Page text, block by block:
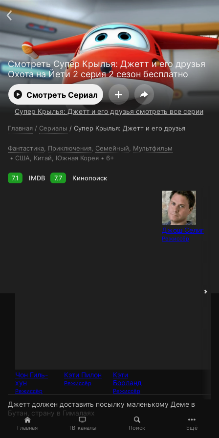
Главная ТВ-каналы Поиск Ещё
Смотреть Супер Крылья: Джетт и его друзья
Охота на Йети 2 серия 2 сезон бесплатно
Смотреть Сериал
Супер Крылья: Джетт и его друзья смотреть все серии
Главная / Сериалы / Супер Крылья: Джетт и его друзья
Фантастика Приключения Семейный
Мультфильм
США , Китай , Южная Корея 6+
7.1 IMDB 7.7 Кинопоиск
Чон Гиль-
хун
Режиссёр
Кэти Пилон
Режиссёр
Кэти
Борланд
Режиссёр
Джош Селиг
Режиссёр
Джетт должен доставить посылку маленькому Деме в
Бутан, страну в Гималаях
Поддержка: support@24h.tv
О сервисе
Пользовательское соглашение
Политика конфиденциальности
Для партнёров
Открыть приложение
Ввести промокод
Установить на ТВ
Бесплатные каналы Контакты